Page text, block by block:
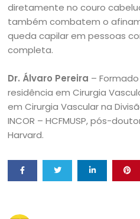
diretamente no couro
também combatem o
queda capilar em pessoas
completa.
Dr. Álvaro Pereira – Formado
residência em Cirurgia
em Cirurgia Vascular na
INCOR – HCFMUSP, pós-
Harvard.